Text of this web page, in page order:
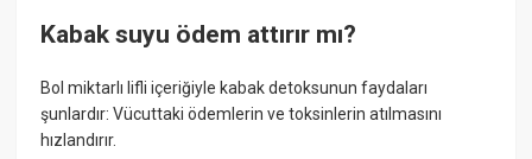
Kabak suyu ödem attırır mı?
Bol miktarlı lifli içeriğiyle kabak detoksunun faydaları
şunlardır: Vücuttaki ödemlerin ve toksinlerin atılmasını
hızlandırır.